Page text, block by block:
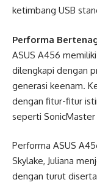
ketimbang USB
Performa
ASUS A456
dilengkapi dengan
generasi keenam.
dengan fitur-fitur
seperti
Performa ASUS
Skylake, Juliana
dengan turut